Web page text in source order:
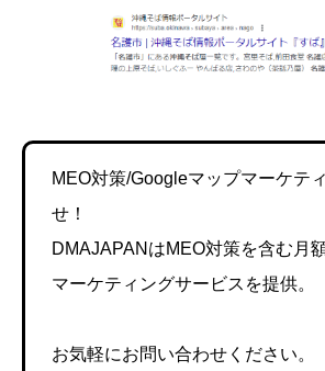
MEO対策/Googleマップマーケテ
せ！
DMAJAPANはMEO対策を含む月
マーケティングサービスを提供。
お気軽にお問い合わせください。